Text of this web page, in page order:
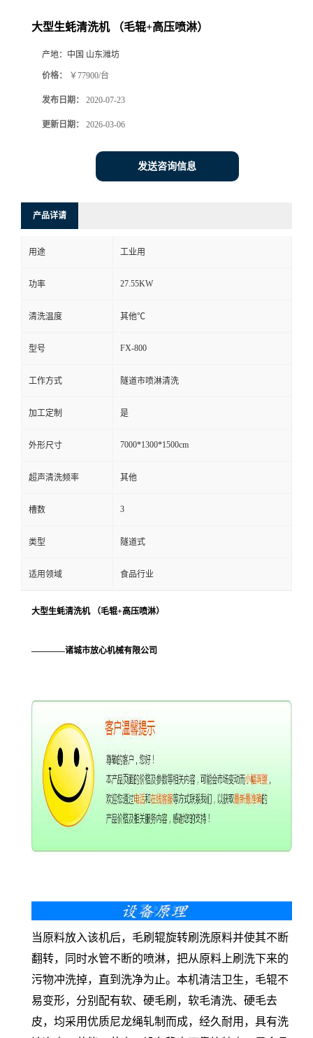
大型生蚝清洗机 （毛辊+高压喷淋）
产地： 中国 山东潍坊
价格： ￥77900/台
发布日期： 2020-07-23
更新日期： 2026-03-06
发送咨询信息
产品详请
用途 工业用
功率 27.55KW
清洗温度 其他℃
型号 FX-800
工作方式 隧道市喷淋清洗
加工定制 是
外形尺寸 7000*1300*1500cm
超声清洗频率 其他
槽数 3
类型 隧道式
适用领域 食品行业
大型生蚝清洗机 （毛辊+高压喷淋）
————诸城市放心机械有限公司
当原料放入该机后，毛刷辊旋转刷洗原料并使其不断
翻转，同时水管不断的喷淋，把从原料上刷洗下来的
污物冲洗掉，直到洗净为止。本机清洁卫生，毛辊不
易变形，分别配有软、硬毛刷，软毛清洗、硬毛去
皮，均采用优质尼龙绳轧制而成，经久耐用，具有洗